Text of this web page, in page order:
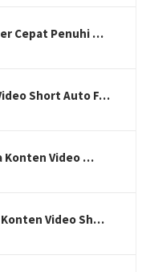
Cepat Penuhi …
Short Auto F…
Konten Video …
Konten Video Sh…